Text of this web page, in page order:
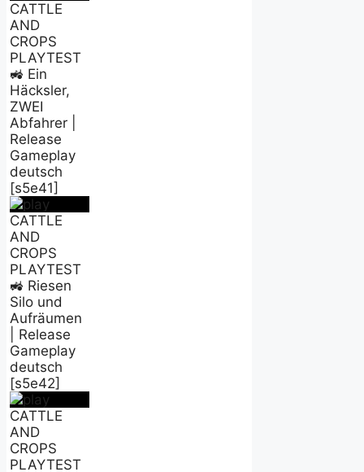
CATTLE
AND
CROPS
PLAYTEST
🚜 Ein
Häcksler,
ZWEI
Abfahrer |
Release
Gameplay
deutsch
[s5e41]
CATTLE
AND
CROPS
PLAYTEST
🚜 Riesen
Silo und
Aufräumen
| Release
Gameplay
deutsch
[s5e42]
CATTLE
AND
CROPS
PLAYTEST